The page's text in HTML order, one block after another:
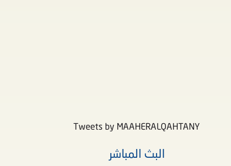
Tweets by MAAHERALQAHTANY
البث المباشر